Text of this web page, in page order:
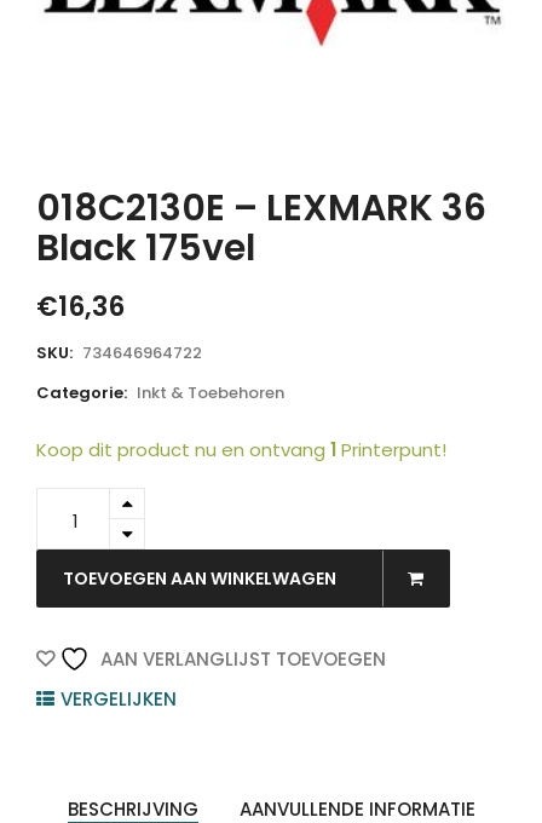
018C2130E – LEXMARK 36
Black 175vel
€16,36
SKU: 734646964722
Categorie: Inkt & Toebehoren
Koop dit product nu en ontvang 1Printerpunt!
018C2130E
LEXMARK
Black
quantity
TOEVOEGEN AAN WINKELWAGEN
AAN VERLANGLIJST TOEVOEGEN
VERGELIJKEN
BESCHRIJVING
AANVULLENDE INFORMATIE